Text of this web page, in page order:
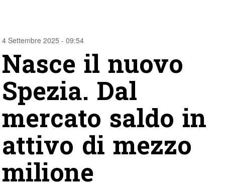
4 Settembre 2025 - 09:54
Nasce il nuovo
Spezia. Dal
mercato saldo in
attivo di mezzo
milione